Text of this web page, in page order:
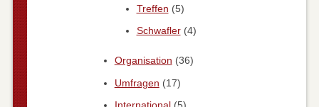
Treffen (5)
Schwafler(4)
Organisation (36)
Umfragen (17)